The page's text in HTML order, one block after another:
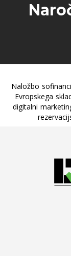
Naložbo
Evropskega
digitalni